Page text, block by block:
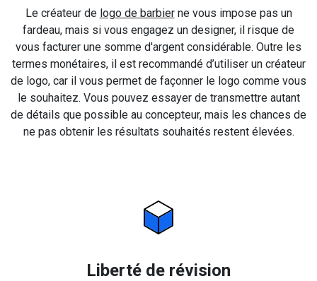
Le créateur de logo de barbierne vous impose pas un
fardeau, mais si vous engagez un designer, il risque de
vous facturer une somme d'argent considérable. Outre les
termes monétaires, il est recommandé d’utiliser un créateur
de logo, car il vous permet de façonner le logo comme vous
le souhaitez. Vous pouvez essayer de transmettre autant
de détails que possible au concepteur, mais les chances de
ne pas obtenir les résultats souhaités restent élevées.
Liberté de révision